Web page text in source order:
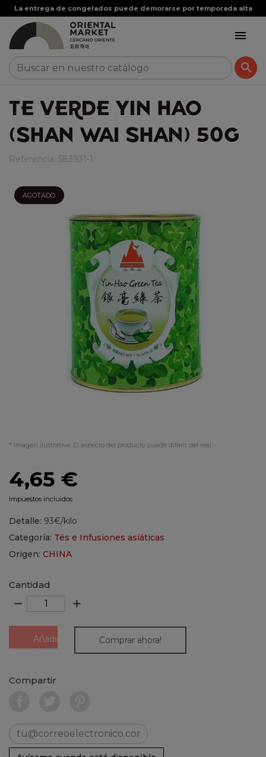
La entrega de congelados puede demorarse por temporada alta


TE VERDE YIN HAO
(SHAN WAI SHAN) 50G
Referencia: 583931-1
AGOTADO
* Imagen ilustrativa. El aspecto del producto puede diferir del real.
4,65 €
Impuestos incluidos
Detalle: 93€/kilo
Categoría: Tés e Infusiones asiáticas
Origen: CHINA
Cantidad
remove add
Añadir
al
Comprar ahora!
Compartir